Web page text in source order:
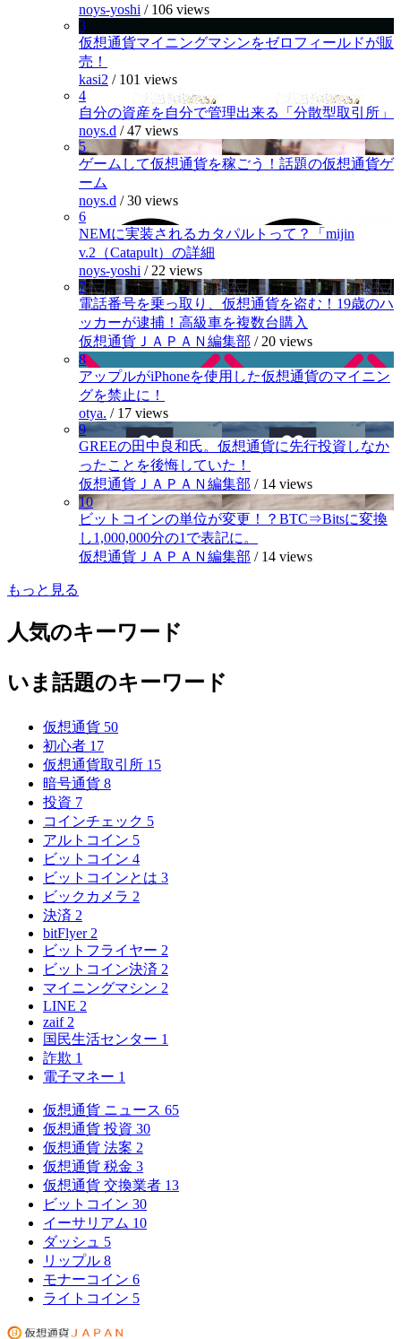
noys-yoshi / 106 views
3
仮想通貨マイニングマシンをゼロフィールドが販
売！
kasi2 / 101 views
4
自分の資産を自分で管理出来る「分散型取引所」
noys.d /47 views
5
ゲームして仮想通貨を稼ごう！話題の仮想通貨ゲ
ーム
noys.d /30 views
6
NEMに実装されるカタパルトって？「mijin
v.2（Catapult）の詳細
noys-yoshi / 22 views
7
電話番号を乗っ取り、仮想通貨を盗む！19歳のハ
ッカーが逮捕！高級車を複数台購入
仮想通貨ＪＡＰＡＮ編集部 / 20 views
8
アップルがiPhoneを使用した仮想通貨のマイニン
グを禁止に！
otya. / 17 views
9
GREEの田中良和氏。仮想通貨に先行投資しなか
ったことを後悔していた！
仮想通貨ＪＡＰＡＮ編集部 / 14 views
10
ビットコインの単位が変更！？BTC⇒Bitsに変換
し1,000,000分の1で表記に。
仮想通貨ＪＡＰＡＮ編集部 / 14 views
もっと見る
人気のキーワード
いま話題のキーワード
仮想通貨 50
初心者 17
仮想通貨取引所 15
暗号通貨 8
投資 7
コインチェック 5
アルトコイン 5
ビットコイン 4
ビットコインとは 3
ビックカメラ 2
決済 2
bitFlyer 2
ビットフライヤー 2
ビットコイン決済 2
マイニングマシン 2
LINE 2
zaif 2
国民生活センター 1
詐欺 1
電子マネー 1
仮想通貨 ニュース 65
仮想通貨 投資 30
仮想通貨 法案 2
仮想通貨 税金 3
仮想通貨 交換業者 13
ビットコイン 30
イーサリアム 10
ダッシュ 5
リップル 8
モナーコイン 6
ライトコイン 5